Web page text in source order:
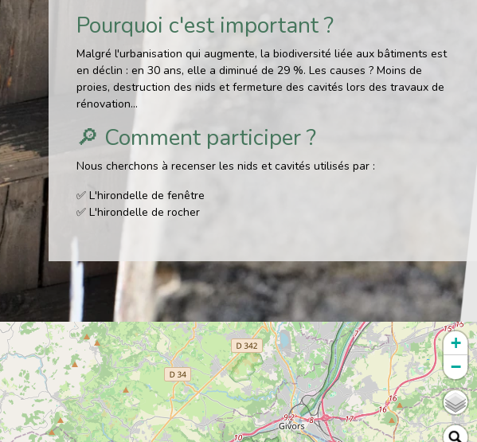
Pourquoi c'est important ?
Malgré l'urbanisation qui augmente, la biodiversité liée aux bâtiments est
en déclin : en 30 ans, elle a diminué de 29 %. Les causes ? Moins de
proies, destruction des nids et fermeture des cavités lors des travaux de
rénovation...
🔎 Comment participer ?
Nous cherchons à recenser les nids et cavités utilisés par :
✅ L'hirondelle de fenêtre
✅ L'hirondelle de rocher
✅ Le moineau domestique
✅ Cette enquête permet également de localiser les foyers de pigeon
biset
Si vous souhaitez partager des observations sur d'autres espèces -->
www.faune-aura.org.
Merci pour votre aide ! Ensemble, protégeons la biodiversité.
+
−